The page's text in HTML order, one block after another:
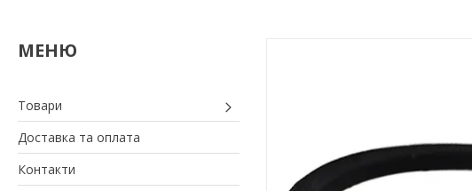
Товари
Доставка та оплата
Контакти